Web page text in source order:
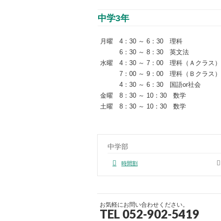
中学3年
月曜 4：30 ～ 6：30 理科
6：30 ～ 8：30 英文法
水曜 4：30 ～ 7：00 理科（Ａクラス）
7：00 ～ 9：00 理科（Ｂクラス）
4：30 ～ 6：30 国語or社会
金曜 8：30 ～ 10：30 数学
土曜 8：30 ～ 10：30 数学
中学部
時間割
お気軽にお問い合わせください。
TEL 052-902-5419